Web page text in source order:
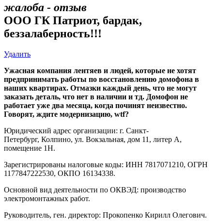
жалоба - отзыв
ООО ГК Патриот, бардак,
беззалаберность!!!
Удалить
Ужасная компания лентяев и людей, которые не хотят
предпринимать работы по восстановлению домофона в
наших квартирах. Отмазки каждый день, что не могут
заказать деталь, что нет в наличии и тд. Домофон не
работает уже два месяца, когда починят неизвестно.
Говорят, ждите модернизацию, wtf?
Юридический адрес организации: г. Санкт-
Петербург, Колпино, ул. Вокзальная, дом 11, литер А,
помещение 1Н.
Зарегистрированы налоговые коды: ИНН 7817071210, ОГРН
1177847222530, ОКПО 16134338.
Основной вид деятельности по ОКВЭД: производство
электромонтажных работ.
Руководитель, ген. директор: Прокопенко Кирилл Олегович.